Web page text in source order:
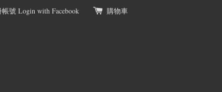
帳號 Login with Facebook 購物車